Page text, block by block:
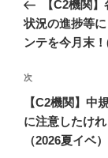
ナ
ビ
ー
シ
ョ
ン
投
稿
【C2機関
状況の進捗等
ンテを今月末
次
の
投
稿
次
【C2機関】
に注意したけ
（2026夏イベ